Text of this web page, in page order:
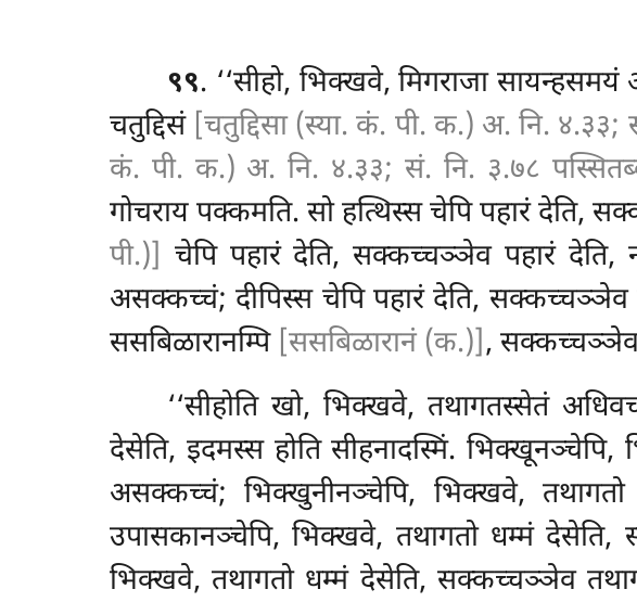
९९. ‘‘सीहो, भिक्खवे, मिगराजा
चतुद्दिसं [चतुद्दिसा (स्या. कं. पी. क.) अ. नि. ४.३३;
कं. पी. क.) अ. नि. ४.३३; सं. नि. ३.७८
गोचराय पक्कमति. सो हत्थिस्स चेपि पहारं देति,
पी.)] चेपि पहारं देति, सक्कच्चञ्ञेव पहारं
असक्कच्चं; दीपिस्स चेपि पहारं देति, सक्कच्चञ्ञेव
ससबिळारानम्पि [ससबिळारानं (क.)], सक्कच्चञ्ञेव
‘‘सीहोति खो, भिक्खवे, तथागतस्सेतं
देसेति, इदमस्स होति सीहनादस्मिं.
असक्कच्चं; भिक्खुनीनञ्चेपि, भिक्खवे,
उपासकानञ्चेपि, भिक्खवे, तथागतो धम्मं
भिक्खवे, तथागतो धम्मं देसेति, सक्कच्चञ्ञेव